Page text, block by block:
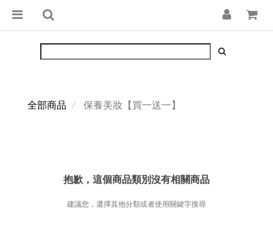
全部商品 保養美妝【買一送一】
抱歉，這個商品類別沒有相關商品
建議您，選擇其他分類或者使用關鍵字搜尋